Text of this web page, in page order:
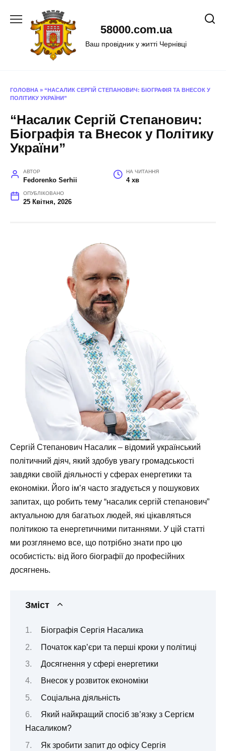
58000.com.ua
Ваш провідник у житті Чернівці
ГОЛОВНА » “НАСАЛИК СЕРГІЙ СТЕПАНОВИЧ: БІОГРАФІЯ ТА ВНЕСОК У
ПОЛІТИКУ УКРАЇНИ”
“Насалик Сергій Степанович:
Біографія та Внесок у Політику
України”
АВТОР
Fedorenko Serhii
НА ЧИТАННЯ
4 хв
ОПУБЛІКОВАНО
25 Квітня, 2026
Сергій Степанович Насалик – відомий український
політичний діяч, який здобув увагу громадськості
завдяки своїй діяльності у сферах енергетики та
економіки. Його ім’я часто згадується у пошукових
запитах, що робить тему “насалик сергій степанович”
актуальною для багатьох людей, які цікавляться
політикою та енергетичними питаннями. У цій статті
ми розглянемо все, що потрібно знати про цю
особистість: від його біографії до професійних
досягнень.
Зміст
Біографія Сергія Насалика
Початок кар’єри та перші кроки у політиці
Досягнення у сфері енергетики
Внесок у розвиток економіки
Соціальна діяльність
Який найкращий спосіб зв’язку з Сергієм
Насаликом?
Як зробити запит до офісу Сергія